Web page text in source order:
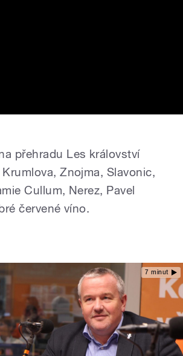
přehradu Les království
Znojma, Slavonic,
Cullum, Nerez, Pavel
červené víno.
7 minut